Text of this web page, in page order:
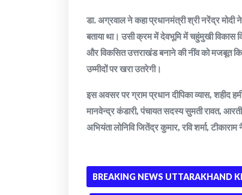
डा. अग्रवाल ने कहा प्रधानमंत्री श्री नरेंद्र
बताया था। उसी क्रम में देवभूमि में चहुंमुखी विकास
और विकसित उत्तराखंड बनाने की नींव को मजबूत
उम्मीदों पर खरा उतरेगी।
इस अवसर पर ग्राम प्रधान दीपिका व्यास, शहीद
मानवेन्द्र कंडारी, पंचायत सदस्य सुमती रावत,
अभियंता लोनिवि जितेंद्र कुमार, रवि शर्मा,
BREAKING NEWS UTTARAKHAND